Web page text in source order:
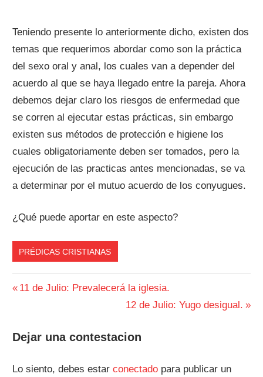
Teniendo presente lo anteriormente dicho, existen dos
temas que requerimos abordar como son la práctica
del sexo oral y anal, los cuales van a depender del
acuerdo al que se haya llegado entre la pareja. Ahora
debemos dejar claro los riesgos de enfermedad que
se corren al ejecutar estas prácticas, sin embargo
existen sus métodos de protección e higiene los
cuales obligatoriamente deben ser tomados, pero la
ejecución de las practicas antes mencionadas, se va
a determinar por el mutuo acuerdo de los conyugues.
¿Qué puede aportar en este aspecto?
PRÉDICAS CRISTIANAS
Navegación
entradas
Entrada
11 de Julio: Prevalecerá la iglesia.
Siguiente
12 de Julio: Yugo desigual.
Dejar una contestacion
Lo siento, debes estarconectado para publicar un